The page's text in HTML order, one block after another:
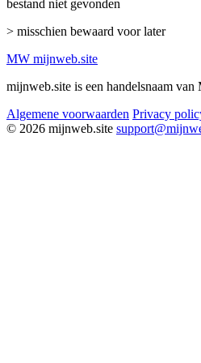
bestand niet gevonden
> misschien bewaard voor later
MW mijnweb.site
mijnweb.site is een handelsnaam van
Algemene voorwaarden Privacy
© 2026 mijnweb.site